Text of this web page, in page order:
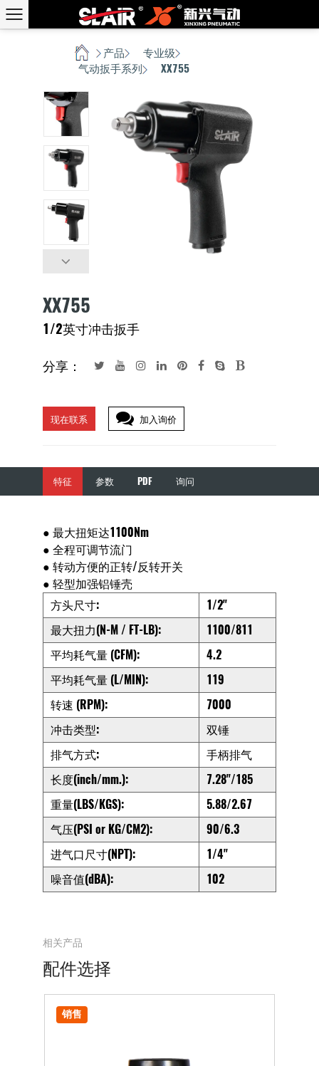
首页 / 产品 专业级
气动扳手系列 XX755
XX755
1/2英寸冲击扳手
分享：
现在联系 加入询价
特征 参数 PDF 询问
● 最大扭矩达1100Nm
● 全程可调节流门
● 转动方便的正转/反转开关
● 轻型加强铝锤壳
方头尺寸:
1/2"
最大扭力(N-M / FT-LB):
1100/811
平均耗气量 (CFM):
4.2
平均耗气量 (L/MIN):
119
转速 (RPM):
7000
冲击类型:
双锤
排气方式:
手柄排气
长度(inch/mm.):
7.28"/185
重量(LBS/KGS):
5.88/2.67
气压(PSI or KG/CM2):
90/6.3
进气口尺寸(NPT):
1/4"
噪音值(dBA):
102
相关产品
配件选择
销售